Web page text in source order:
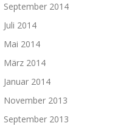
September 2014
Juli 2014
Mai 2014
März 2014
Januar 2014
November 2013
September 2013